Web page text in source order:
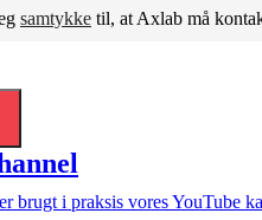
samtykke til, at Axlab må
brugt i praksis vores YouTube